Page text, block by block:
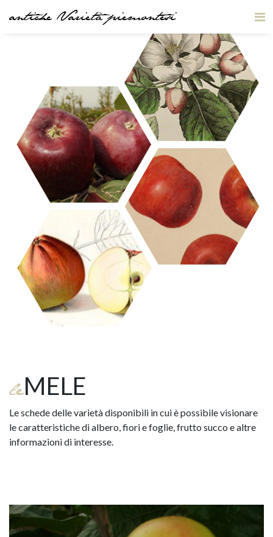
antiche Varietà piemontesi
leMELE
Le schede delle varietà disponibili in cui è possibile visionare
le caratteristiche di albero, fiori e foglie, frutto succo e altre
informazioni di interesse.